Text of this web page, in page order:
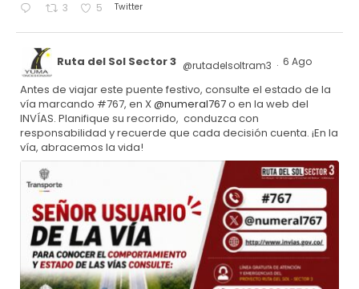
3 5 Twitter
Ruta del Sol Sector 3 @rutadelsoltram3 · 6 Ago
Antes de viajar este puente festivo, consulte el estado de la
vía marcando #767, en X@numeral767o en la web del
INVÍAS. Planifique su recorrido, conduzca con
responsabilidad y recuerde que cada decisión cuenta. ¡En la
vía, abracemos la vida!